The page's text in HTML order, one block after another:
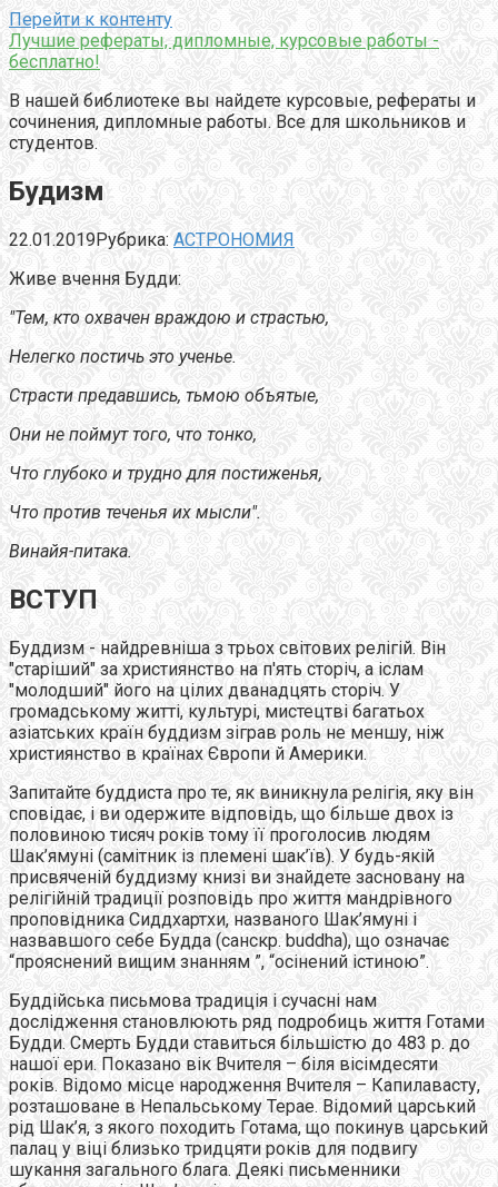
Перейти к контенту
Лучшие рефераты, дипломные, курсовые работы -
бесплатно!
В нашей библиотеке вы найдете курсовые, рефераты и
сочинения, дипломные работы. Все для школьников и
студентов.
Будизм
22.01.2019Рубрика: АСТРОНОМИЯ
Живе вчення Будди:
"Тем, кто охвачен враждою и страстью,
Нелегко постичь это ученье.
Страсти предавшись, тьмою объятые,
Они не поймут того, что тонко,
Что глубоко и трудно для постиженья,
Что против теченья их мысли".
Винайя-питака.
ВСТУП
Буддизм - найдревніша з трьох світових релігій. Він
"старіший" за християнство на п'ять сторіч, а іслам
"молодший" його на цілих дванадцять сторіч. У
громадському житті, культурі, мистецтві багатьох
азіатських країн буддизм зіграв роль не меншу, ніж
християнство в країнах Європи й Америки.
Запитайте буддиста про те, як виникнула релігія, яку він
сповідає, і ви одержите відповідь, що більше двох із
половиною тисяч років тому її проголосив людям
Шак’ямуні (самітник із племені шак’їв). У будь-якій
присвяченій буддизму книзі ви знайдете засновану на
релігійній традиції розповідь про життя мандрівного
проповідника Сиддхартхи, названого Шак’ямуні і
назвавшого себе Будда (санскр. buddha), що означає
“прояснений вищим знанням ”, “осінений істиною”.
Буддійська письмова традиція і сучасні нам
дослідження становлюють ряд подробиць життя Готами
Будди. Смерть Будди ставиться більшістю до 483 р. до
нашої ери. Показано вік Вчителя – біля вісімдесяти
років. Відомо місце народження Вчителя – Капилавасту,
розташоване в Непальському Терае. Відомий царський
рід Шак’я, з якого походить Готама, що покинув царський
палац у віці близько тридцяти років для подвигу
шукання загального блага. Деякі письменники